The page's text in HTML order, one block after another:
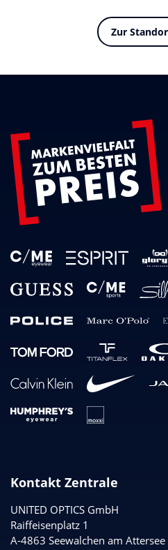
Zur
Kontakt Zentrale
UNITED OPTICS GmbH
Raiffeisenplatz 1
A-4863 Seewalchen am Attersee